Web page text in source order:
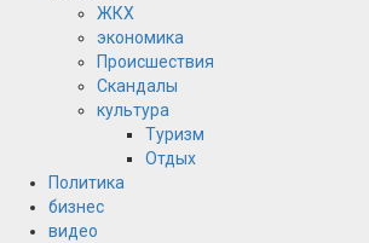
ЖКХ
экономика
Происшествия
Скандалы
культура
Туризм
Отдых
Политика
бизнес
видео